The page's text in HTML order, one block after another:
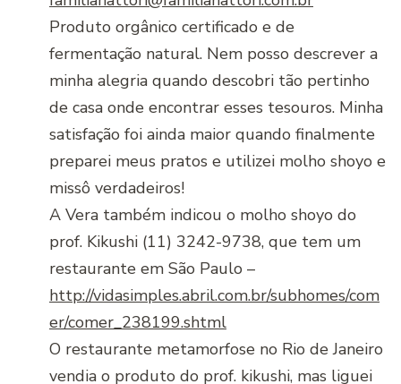
Produto orgânico certificado e de
fermentação natural. Nem posso descrever a
minha alegria quando descobri tão pertinho
de casa onde encontrar esses tesouros. Minha
satisfação foi ainda maior quando finalmente
preparei meus pratos e utilizei molho shoyo e
missô verdadeiros!
A Vera também indicou o molho shoyo do
prof. Kikushi (11) 3242-9738, que tem um
restaurante em São Paulo –
http://vidasimples.abril.com.br/subhomes/com
er/comer_238199.shtml
O restaurante metamorfose no Rio de Janeiro
vendia o produto do prof. kikushi, mas liguei